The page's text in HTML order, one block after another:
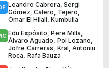
Leandro Cabrera, Sergi
Gómez, Calero, Tejero,
Omar El Hilali, Kumbulla
Edu Expósito, Pere Milla,
Álvaro Aguado, Pol Lozano,
Jofre Carreras, Kral, Antoniu
Roca, Rafa Bauza